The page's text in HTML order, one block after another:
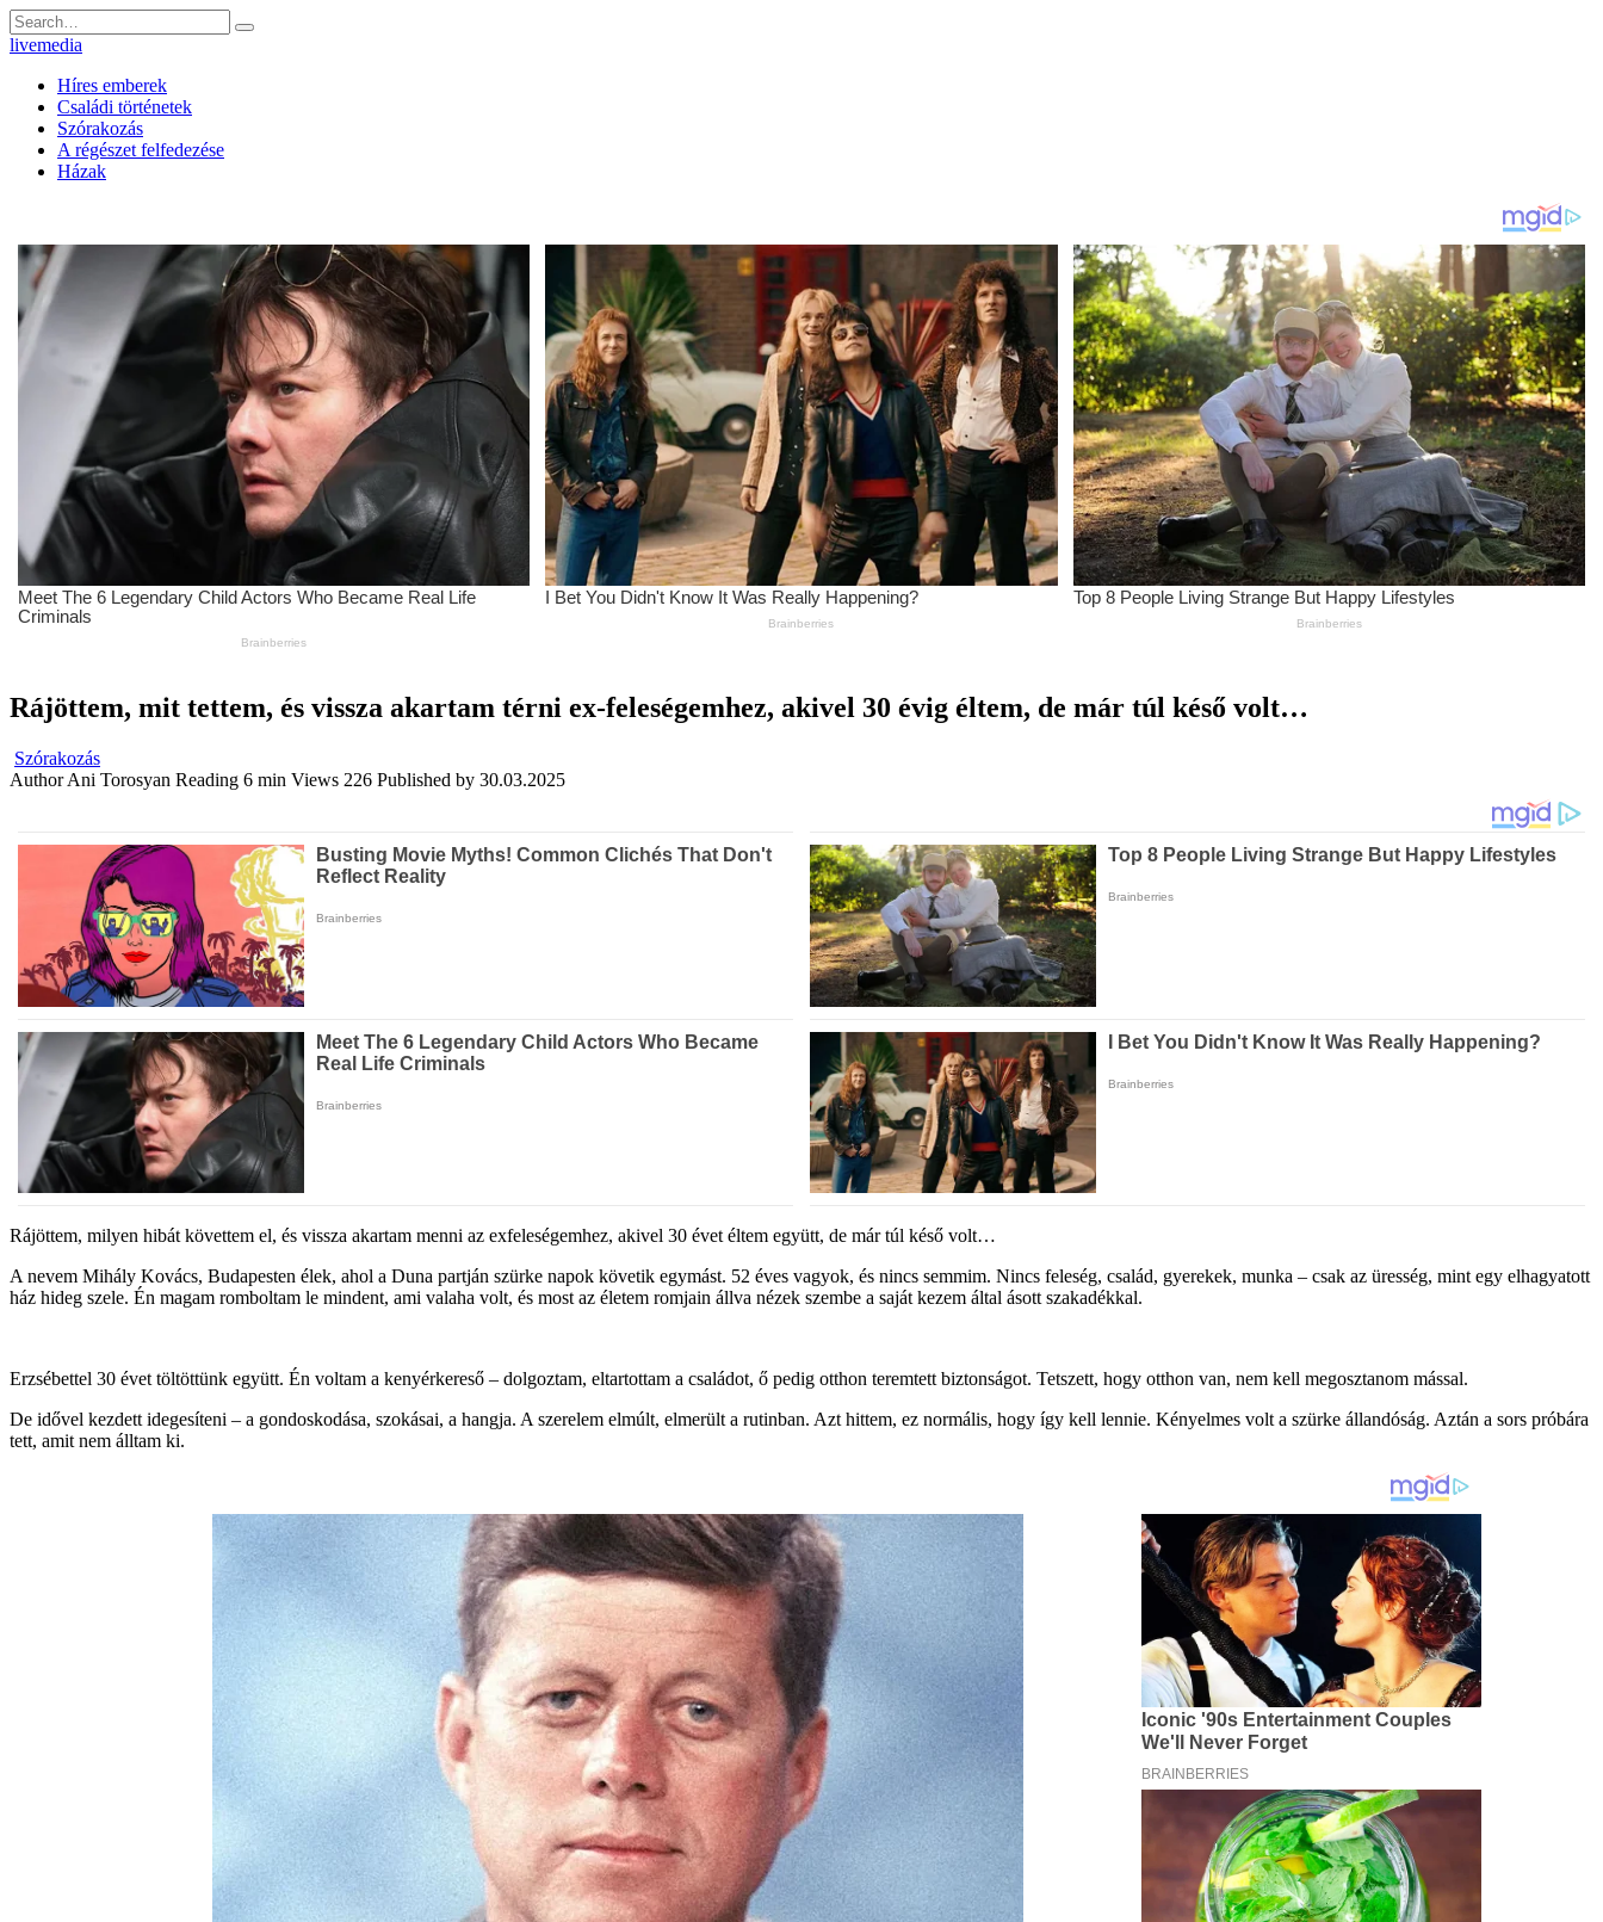
Skip
to
Search
for:
livemedia
Híres emberek
Családi történetek
Szórakozás
A régészet felfedezése
Házak
Rájöttem, mit tettem, és vissza akartam térni ex-feleségemhez, akivel 30 évig éltem, de már túl késő volt…
Szórakozás
Author Ani Torosyan Reading 6 min Views 226 Published by 30.03.2025
Rájöttem, milyen hibát követtem el, és vissza akartam menni az exfeleségemhez, akivel 30 évet éltem együtt, de már túl késő volt…
A nevem Mihály Kovács, Budapesten élek, ahol a Duna partján szürke napok követik egymást. 52 éves vagyok, és nincs semmim. Nincs feleség, család, gyerekek, munka – csak az üresség, mint egy elhagyatott
ház hideg szele. Én magam romboltam le mindent, ami valaha volt, és most az életem romjain állva nézek szembe a saját kezem által ásott szakadékkal.
Erzsébettel 30 évet töltöttünk együtt. Én voltam a kenyérkereső – dolgoztam, eltartottam a családot, ő pedig otthon teremtett biztonságot. Tetszett, hogy otthon van, nem kell megosztanom mással.
De idővel kezdett idegesíteni – a gondoskodása, szokásai, a hangja. A szerelem elmúlt, elmerült a rutinban. Azt hittem, ez normális, hogy így kell lennie. Kényelmes volt a szürke állandóság. Aztán a sors próbára
tett, amit nem álltam ki.